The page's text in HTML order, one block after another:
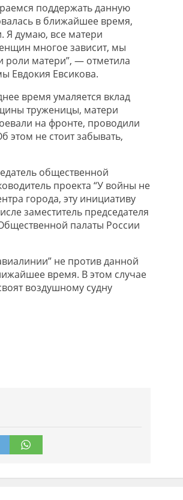
поддержать данную
в ближайшее время,
Я думаю, все матери
многое зависит, мы
роли матери”, — отметила
Евдокия Евсикова.
время умаляется вклад
труженицы, матери
на фронте, проводили
этом не стоит забывать,
общественной
проекта “У войны не
города, эту инициативу
заместитель председателя
палаты России
не против данной
время. В этом случае
воздушному судну